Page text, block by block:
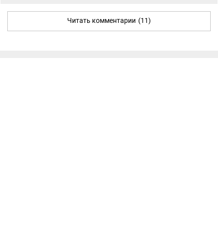
Читать комментарии (11)